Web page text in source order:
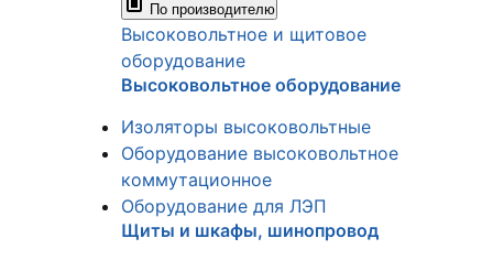
По производителю
Высоковольтное и щитовое
оборудование
Высоковольтное оборудование
Изоляторы высоковольтные
Оборудование высоковольтное
коммутационное
Оборудование для ЛЭП
Щиты и шкафы, шинопровод